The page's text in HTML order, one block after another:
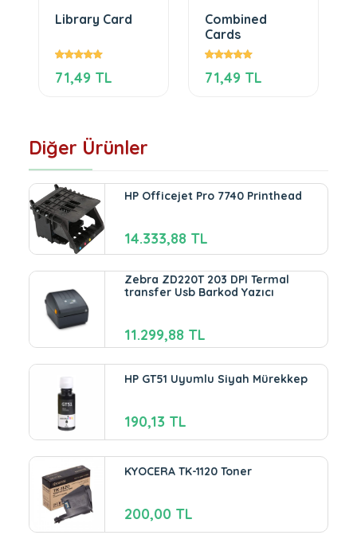
Library Card
71,49 TL
Combined
Cards
71,49 TL
Diğer Ürünler
HP Officejet Pro 7740 Printhead
14.333,88 TL
Zebra ZD220T 203 DPI Termal
transfer Usb Barkod Yazıcı
11.299,88 TL
HP GT51 Uyumlu Siyah Mürekkep
190,13 TL
KYOCERA TK-1120 Toner
200,00 TL